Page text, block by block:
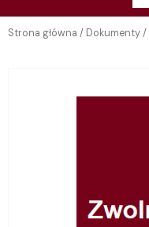
Strona główna / Dokumenty/